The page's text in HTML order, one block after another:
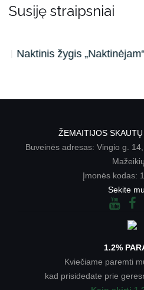
Susiję straipsniai
Naktinis žygis „Naktinėjam“
ŽEMAITIJOS
Buveinės adresas: Vingio g.
Įmonės kodas:
Sekite
1.2%
Kviečiame paremti
kad prisidedate prie